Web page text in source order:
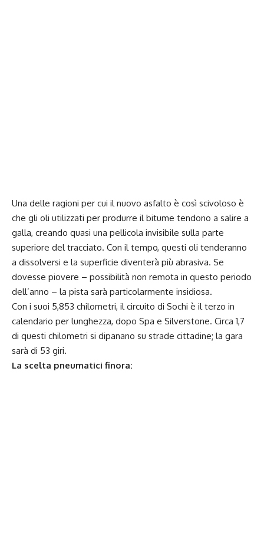
Una delle ragioni per cui il nuovo asfalto è così scivoloso è
che gli oli utilizzati per produrre il bitume tendono a salire a
galla, creando quasi una pellicola invisibile sulla parte
superiore del tracciato. Con il tempo, questi oli tenderanno
a dissolversi e la superficie diventerà più abrasiva. Se
dovesse piovere – possibilità non remota in questo periodo
dell’anno – la pista sarà particolarmente insidiosa.
Con i suoi 5,853 chilometri, il circuito di Sochi è il terzo in
calendario per lunghezza, dopo Spa e Silverstone. Circa 1,7
di questi chilometri si dipanano su strade cittadine; la gara
sarà di 53 giri.
La scelta pneumatici finora: